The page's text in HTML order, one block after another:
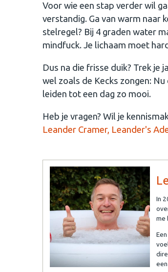
Voor wie een stap verder wil
verstandig. Ga van warm naar
stelregel? Bij 4 graden water
mindfuck. Je lichaam moet
Dus na die frisse duik? Trek je
wel zoals de Kecks zongen:
leiden tot een dag zo mooi.
Heb je vragen? Wil je
Leander Cramer, Leander's
In
me